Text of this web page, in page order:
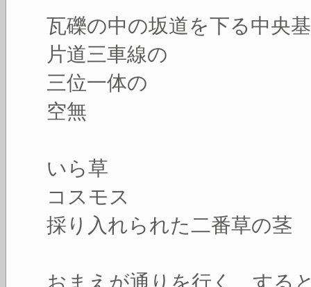
瓦礫の中の坂道を下る中央
片道三車線の
三位一体の
空無
いら草
コスモス
採り入れられた二番草の茎